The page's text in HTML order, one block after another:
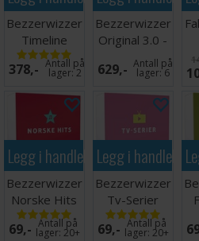
støtter spørsmål og hint,
yngre deltakere.
Strategisk dybde: Lagene
på kategoriene for å øke
flere lag av planlegging og
Familievennlig format:
inkluderende for alle
morsomt og tilgjengelig for
Bezzerwizzer Familj gjør trivia-
hvor kunnskap møter lagarbeid
du er åtte eller åtti.
Antall spillere: 2-4 lag
Bezzerwizzer
Timeline
Brettspill
378,- Antall på
lager:2
Bezzerwizzer
Original 3.0 -
SVENSK
629,- Antall på
lager:6
Legg i handlekurven
Bezzerwizzer
Norske Hits
69,- Antall på
lager:20+
Legg i
Bezzerwizzer
Tv-Serier
69,- Antall på
lager:20+